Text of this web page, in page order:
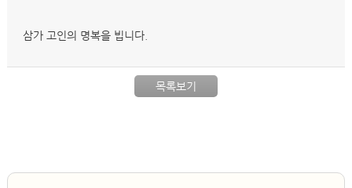
삼가 고인의 명복을 빕니다.
목록보기